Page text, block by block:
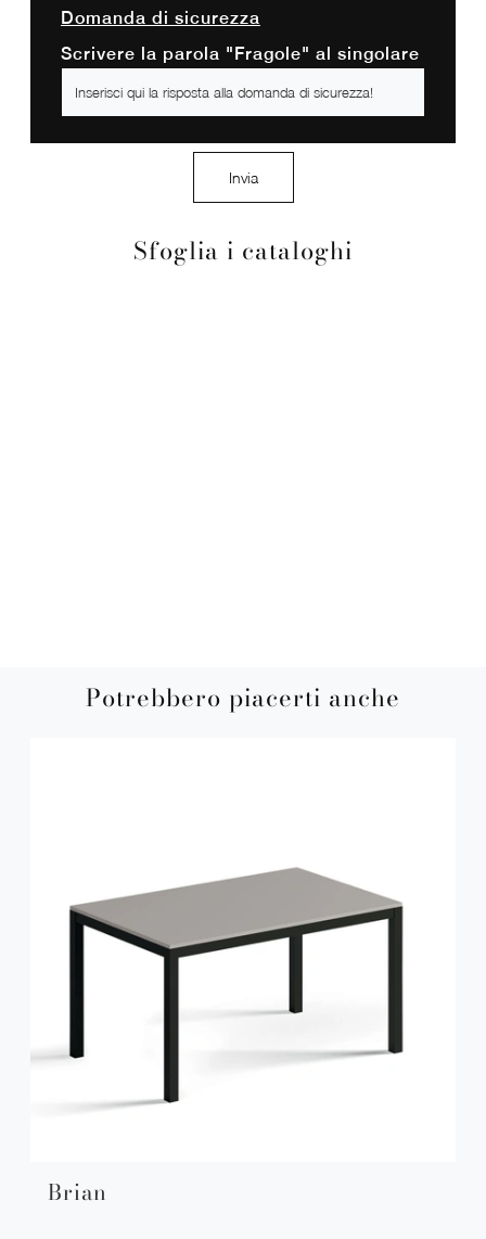
Sfoglia i cataloghi
Domanda di sicurezza
Scrivere la parola "Fragole" al singolare
Invia
Potrebbero piacerti anche
Brian